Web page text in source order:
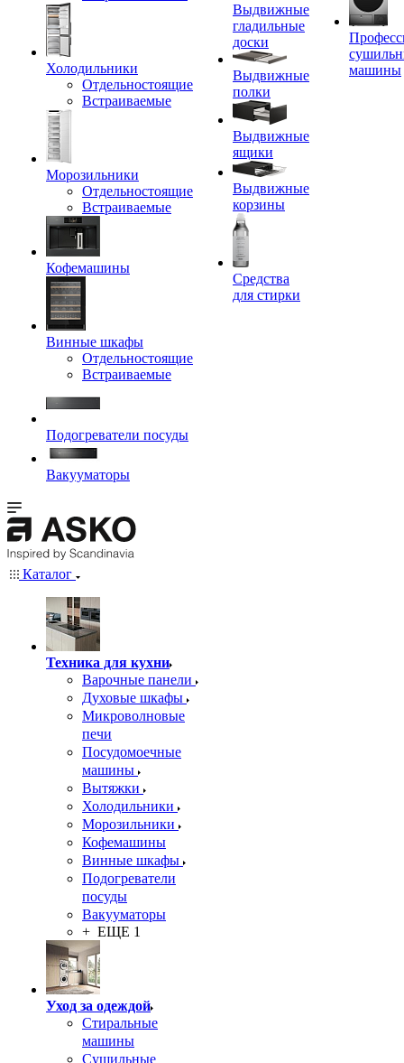
Холодильники
Отдельностоящие
Встраиваемые
Морозильники
Отдельностоящие
Встраиваемые
Кофемашины
Винные шкафы
Отдельностоящие
Встраиваемые
Подогреватели посуды
Вакууматоры
Выдвижные
гладильные
доски
Выдвижные
полки
Выдвижные
ящики
Выдвижные
корзины
Средства
для стирки
машины
Каталог
Техника для кухни
Варочные панели
Духовые шкафы
Микроволновые
печи
Посудомоечные
машины
Вытяжки
Холодильники
Морозильники
Кофемашины
Винные шкафы
Подогреватели
посуды
Вакууматоры
+ ЕЩЕ 1
Уход за одеждой
Стиральные
машины
Сушильные